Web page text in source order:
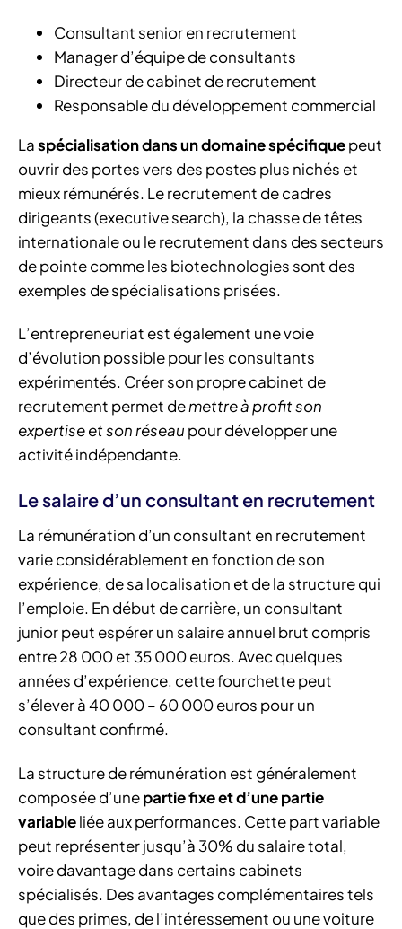
Consultant senior en recrutement
Manager d’équipe de consultants
Directeur de cabinet de recrutement
Responsable du développement commercial
Laspécialisation dans un domaine spécifiquepeut
ouvrir des portes vers des postes plus nichés et
mieux rémunérés. Le recrutement de cadres
dirigeants (executive search), la chasse de têtes
internationale ou le recrutement dans des secteurs
de pointe comme les biotechnologies sont des
exemples de spécialisations prisées.
L’entrepreneuriat est également une voie
d’évolution possible pour les consultants
expérimentés. Créer son propre cabinet de
recrutement permet demettre à profit son
expertise et son réseau pour développer une
activité indépendante.
Le salaire d’un consultant en recrutement
La rémunération d’un consultant en recrutement
varie considérablement en fonction de son
expérience, de sa localisation et de la structure qui
l’emploie. En début de carrière, un consultant
junior peut espérer un salaire annuel brut compris
entre 28 000 et 35 000 euros. Avec quelques
années d’expérience, cette fourchette peut
s’élever à 40 000 – 60 000 euros pour un
consultant confirmé.
La structure de rémunération est généralement
composée d’unepartie fixe et d’une partie
variableliée aux performances. Cette part variable
peut représenter jusqu’à 30% du salaire total,
voire davantage dans certains cabinets
spécialisés. Des avantages complémentaires tels
que des primes, de l’intéressement ou une voiture